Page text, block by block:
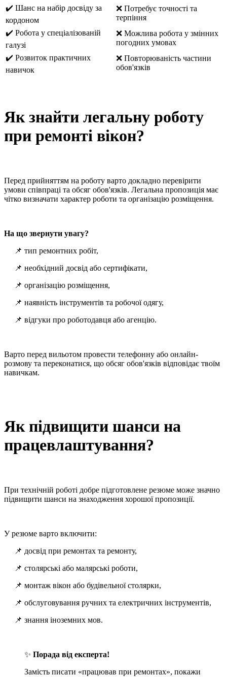
✔️ Шанс на набір досвіду за
кордоном
❌ Потребує точності та
терпіння
✔️ Робота у спеціалізованій
галузі
❌ Можлива робота у змінних
погодних умовах
✔️ Розвиток практичних
навичок
❌ Повторюваність частини
обов'язків
Як знайти легальну роботу
при ремонті вікон?
Перед прийняттям на роботу варто докладно перевірити
умови співпраці та обсяг обов'язків. Легальна пропозиція має
чітко визначати характер роботи та організацію розміщення.
На що звернути увагу?
📌 тип ремонтних робіт,
📌 необхідний досвід або сертифікати,
📌 організацію розміщення,
📌 наявність інструментів та робочої одягу,
📌 відгуки про роботодавця або агенцію.
Варто перед вильотом провести телефонну або онлайн-
розмову та переконатися, що обсяг обов'язків відповідає твоїм
навичкам.
Як підвищити шанси на
працевлаштування?
При технічній роботі добре підготовлене резюме може значно
підвищити шанси на знаходження хорошої пропозиції.
У резюме варто включити:
📌 досвід при ремонтах та ремонту,
📌 столярські або малярські роботи,
📌 монтаж вікон або будівельної столярки,
📌 обслуговування ручних та електричних інструментів,
📌 знання іноземних мов.
✨ Порада від експерта!
Замість писати «працював при ремонтах», покажи